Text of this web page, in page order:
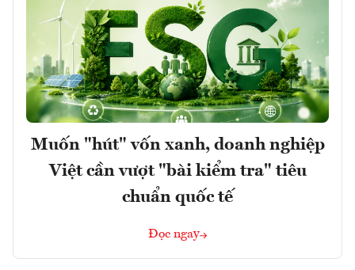
Muốn "hút" vốn xanh, doanh nghiệp
Việt cần vượt "bài kiểm tra" tiêu
chuẩn quốc tế
Đọc ngay